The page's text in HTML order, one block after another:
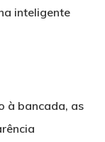
inteligente
à bancada, as